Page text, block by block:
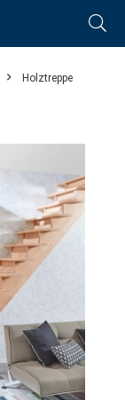
Holztreppe